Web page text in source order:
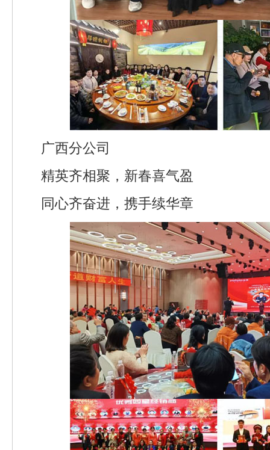
广西分公司
精英齐相聚，新春喜气盈
同心齐奋进，携手续华章